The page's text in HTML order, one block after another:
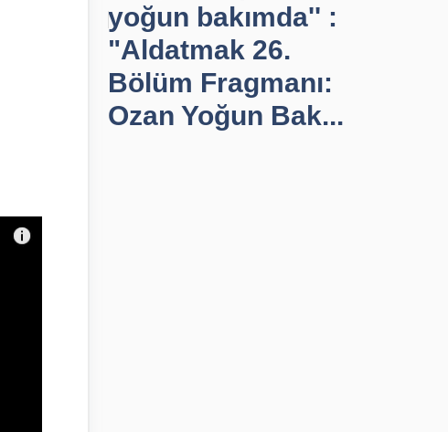
yoğun bakımda'' :
"Aldatmak 26.
Bölüm Fragmanı:
Ozan Yoğun Bak...